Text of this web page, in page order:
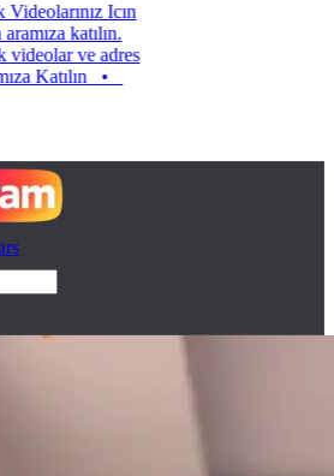
katılın. Istek Videolarınız Icın
ve adres için aramıza katılın.
Katılın•Istek videolar ve adres
Icın Aramıza Katılın